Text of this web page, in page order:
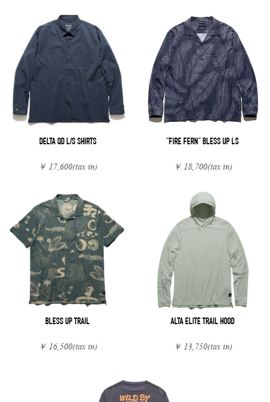
DELTA QD L/S SHIRTS
￥ 17,600(tax in)
"FIRE FERN" BLESS UP LS
￥ 18,700(tax in)
BLESS UP TRAIL
￥ 16,500(tax in)
ALTA ELITE TRAIL HOOD
￥ 13,750(tax in)